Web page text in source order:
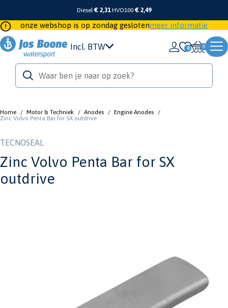
Diesel€ 2,31 HVO100 € 2,49
onze webshop is op zondag geslotenmeer informatie
Incl. BTW 0
Home / Motor & Techniek / Anodes / Engine Anodes /
Zinc Volvo Penta Bar for SX outdrive
TECNOSEAL
Zinc Volvo Penta Bar for SX
outdrive